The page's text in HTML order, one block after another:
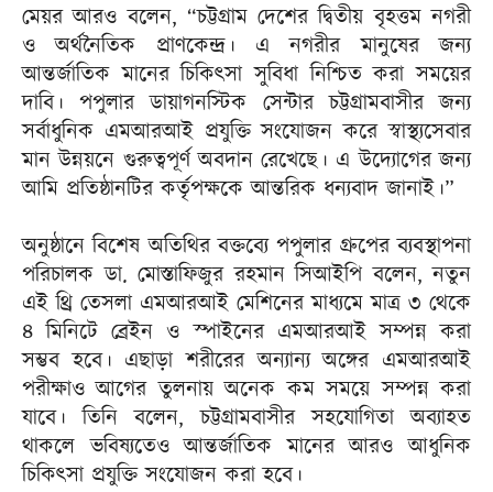
মেয়র আরও বলেন, “চট্টগ্রাম দেশের দ্বিতীয় বৃহত্তম নগরী
ও অর্থনৈতিক প্রাণকেন্দ্র। এ নগরীর মানুষের জন্য
আন্তর্জাতিক মানের চিকিৎসা সুবিধা নিশ্চিত করা সময়ের
দাবি। পপুলার ডায়াগনস্টিক সেন্টার চট্টগ্রামবাসীর জন্য
সর্বাধুনিক এমআরআই প্রযুক্তি সংযোজন করে স্বাস্থ্যসেবার
মান উন্নয়নে গুরুত্বপূর্ণ অবদান রেখেছে। এ উদ্যোগের জন্য
আমি প্রতিষ্ঠানটির কর্তৃপক্ষকে আন্তরিক ধন্যবাদ জানাই।”
অনুষ্ঠানে বিশেষ অতিথির বক্তব্যে পপুলার গ্রুপের ব্যবস্থাপনা
পরিচালক ডা. মোস্তাফিজুর রহমান সিআইপি বলেন, নতুন
এই থ্রি তেসলা এমআরআই মেশিনের মাধ্যমে মাত্র ৩ থেকে
৪ মিনিটে ব্রেইন ও স্পাইনের এমআরআই সম্পন্ন করা
সম্ভব হবে। এছাড়া শরীরের অন্যান্য অঙ্গের এমআরআই
পরীক্ষাও আগের তুলনায় অনেক কম সময়ে সম্পন্ন করা
যাবে। তিনি বলেন, চট্টগ্রামবাসীর সহযোগিতা অব্যাহত
থাকলে ভবিষ্যতেও আন্তর্জাতিক মানের আরও আধুনিক
চিকিৎসা প্রযুক্তি সংযোজন করা হবে।